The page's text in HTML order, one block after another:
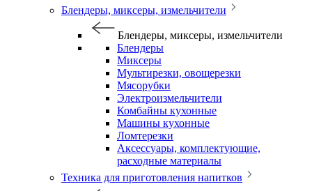
Блендеры, миксеры, измельчители
Блендеры, миксеры, измельчители
Блендеры
Миксеры
Мультирезки, овощерезки
Мясорубки
Электроизмельчители
Комбайны кухонные
Машины кухонные
Ломтерезки
Аксессуары, комплектующие,
расходные материалы
Техника для приготовления напитков